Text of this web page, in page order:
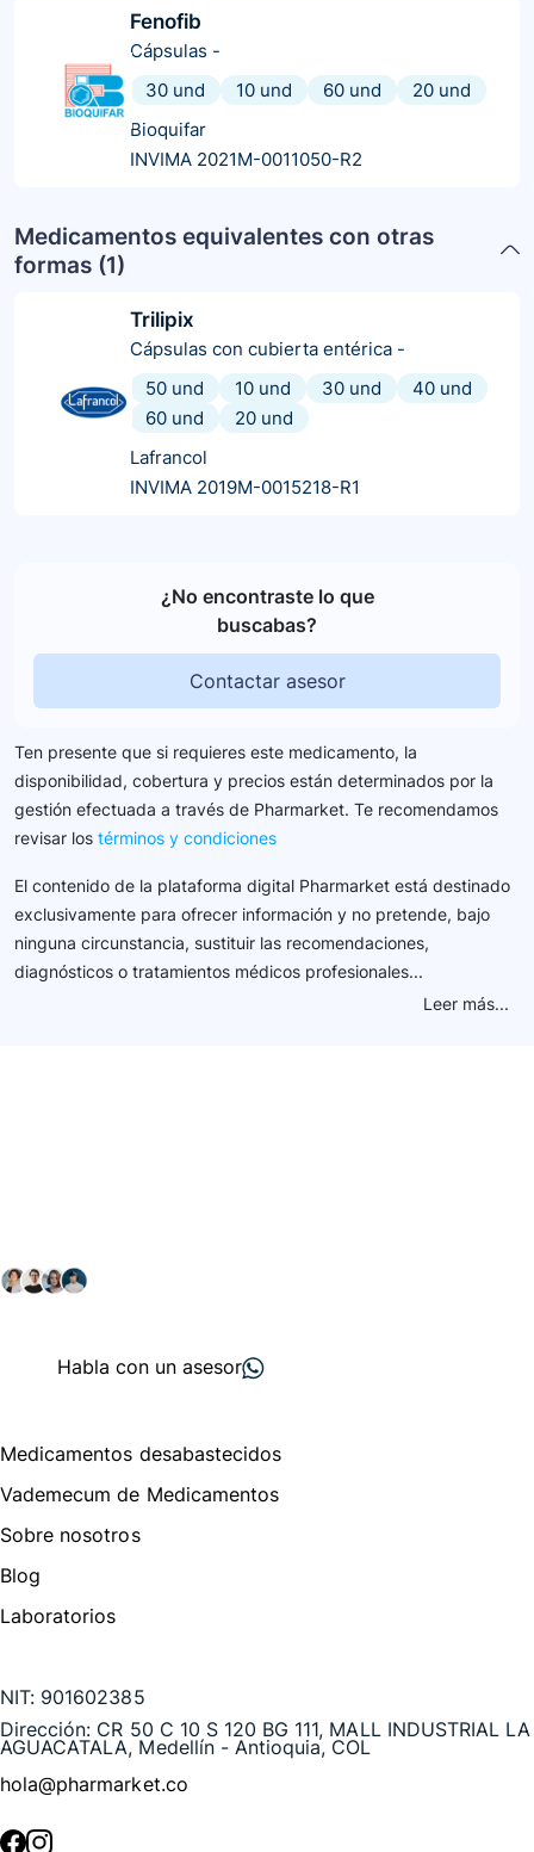
Fenofib
Cápsulas -
30 und
10 und 60 und
20 und
Bioquifar
INVIMA 2021M-0011050-R2
Medicamentos equivalentes con otras
formas (1)
Trilipix
Cápsulas con cubierta entérica -
50 und
10 und 30 und
40 und
60 und
20 und
Lafrancol
INVIMA 2019M-0015218-R1
¿No encontraste lo que
buscabas?
Contactar asesor
Ten presente que si requieres este medicamento, la
disponibilidad, cobertura y precios están determinados por la
gestión efectuada a través de Pharmarket. Te recomendamos
revisar los términos y condiciones
El contenido de la plataforma digital Pharmarket está destinado
exclusivamente para ofrecer información y no pretende, bajo
ninguna circunstancia, sustituir las recomendaciones,
diagnósticos o tratamientos médicos profesionales...
Leer más...
Habla con un asesor
Medicamentos desabastecidos
Vademecum de Medicamentos
Sobre nosotros
Blog
Laboratorios
NIT: 901602385
Dirección: CR 50 C 10 S 120 BG 111, MALL INDUSTRIAL LA
AGUACATALA, Medellín - Antioquia, COL
hola@pharmarket.co